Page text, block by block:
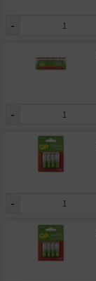
-
-
-